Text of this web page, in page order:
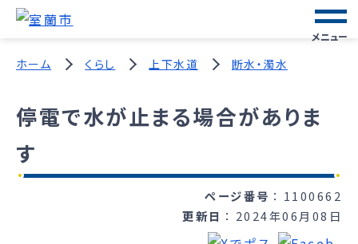
メニュー
ホーム くらし 上下水道 断水・濁水
停電で水が止まる場合がありま
す
ページ番号
1100662
更新日
2024年06月08日